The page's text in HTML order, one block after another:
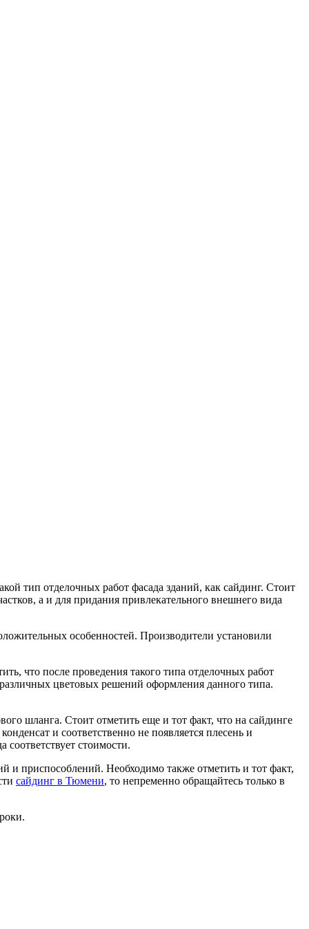
тип отделочных работ фасада зданий, как сайдинг. Стоит
а и для придания привлекательного внешнего вида
особенностей. Производители установили
что после проведения такого типа отделочных работ
цветовых решений оформления данного типа.
шланга. Стоит отметить еще и тот факт, что на сайдинге
и соответственно не появляется плесень и
стоимости.
и приспособлений. Необходимо также отметить и тот факт,
сайдинг в Тюмени, то непременно обращайтесь только в